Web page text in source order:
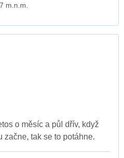
m.n.m.
o měsíc a půl dřív, když
začne, tak se to potáhne.